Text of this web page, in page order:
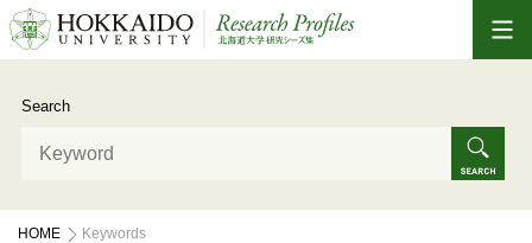
Search
HOME Keywords